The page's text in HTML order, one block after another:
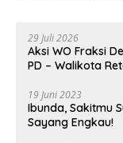
29 Juli 2026
Aksi WO Fraksi
PD – Walikota
19 Juni 2023
Ibunda, Sakitmu
Sayang Engkau!